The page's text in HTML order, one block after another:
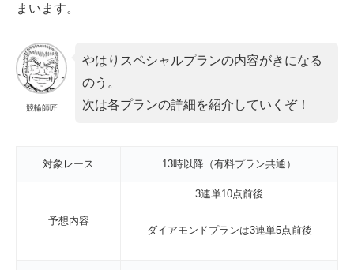
まいます。
競輪師匠
やはりスペシャルプランの内容がきになる
のう。
次は各プランの詳細を紹介していくぞ！
対象レース 13時以降（有料プラン共通）
予想内容
3連単10点前後
ダイアモンドプランは3連単5点前後